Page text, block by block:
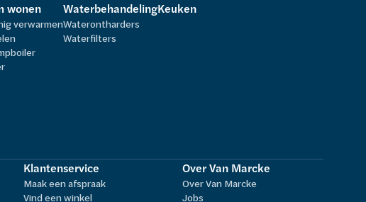
wonen
verwarmen
Waterbehandeling
Waterontharders
Waterfilters
Keuken
Klantenservice
Maak een afspraak
Vind een winkel
Over Van Marcke
Over Van Marcke
Jobs